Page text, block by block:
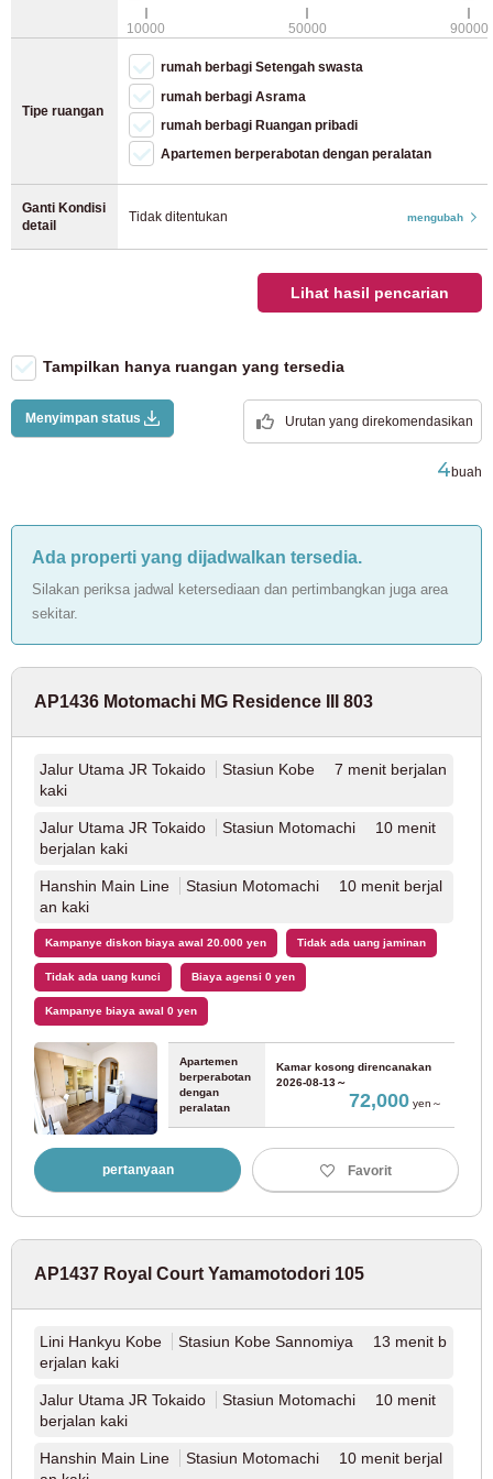
10000 50000 90000
Tipe ruangan
rumah berbagi Setengah swasta
rumah berbagi Asrama
rumah berbagi Ruangan pribadi
Apartemen berperabotan dengan peralatan
Ganti Kondisi
detail
Tidak ditentukan mengubah
Lihat hasil pencarian
Menyimpan status Urutan yang direkomendasikan
4buah
Tampilkan hanya ruangan yang tersedia
Ada properti yang dijadwalkan tersedia.
Silakan periksa jadwal ketersediaan dan pertimbangkan juga area
sekitar.
AP1436 Motomachi MG Residence III 803
Jalur Utama JR Tokaido
Stasiun Kobe 7 menit berjalan
kaki
Jalur Utama JR Tokaido
Stasiun Motomachi 10 menit
berjalan kaki
Hanshin Main Line
Stasiun Motomachi 10 menit berjal
an kaki
Kampanye diskon biaya awal 20.000 yen Tidak ada uang jaminan
Tidak ada uang kunci Biaya agensi 0 yen
Kampanye biaya awal 0 yen
Apartemen
berperabotan
dengan
peralatan
Kamar kosong direncanakan
2026-08-13～
72,000yen～
pertanyaan Favorit
AP1437 Royal Court Yamamotodori 105
Lini Hankyu Kobe
Stasiun Kobe Sannomiya 13 menit b
erjalan kaki
Jalur Utama JR Tokaido
Stasiun Motomachi 10 menit
berjalan kaki
Hanshin Main Line
Stasiun Motomachi 10 menit berjal
Jalur JR Keiyo
Jalur JR Yokohama (28)
Jalur JR Nambu (40)
Jalur JR Yokosuka (12)
Jalur Utama JR Tohoku (4)
Jalur Utama JR Tokaido
Jalur Utsunomiya
Jalur JR Ome (2)
Jalur JR Hachiko (1)
Jalur JR Sagami (1)
Metro Tokyo
Jalur Tokyo Metro Marunouchi (125)
Jalur Tokyo Metro Ginza (12)
Jalur Tokyo Metro Hanzomon (6)
Jalur Tokyo Metro Chiyoda (20)
Jalur Tokyo Metro Yurakucho
Jalur Tokyo Metro Fukutoshin
Jalur Tokyo Metro Hibiya
Jalur Tokyo Metro Tozai (86)
Biro Transportasi Metropolitan Tokyo
Jalur Toei Oedo (117)
Jalur Toei Mita (52)
Jalur Toei Shinjuku (22)
Wi-Fi (gratis)
Parkir sepeda (sepeda)
Parkir sepeda (moped)